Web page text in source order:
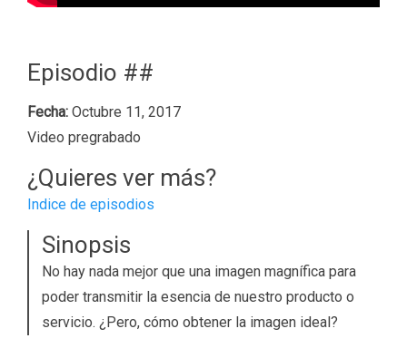
Episodio ##
Fecha: Octubre 11, 2017
Video pregrabado
¿Quieres ver más?
Indice de episodios
Sinopsis
No hay nada mejor que una imagen magnífica para
poder transmitir la esencia de nuestro producto o
servicio. ¿Pero, cómo obtener la imagen ideal?